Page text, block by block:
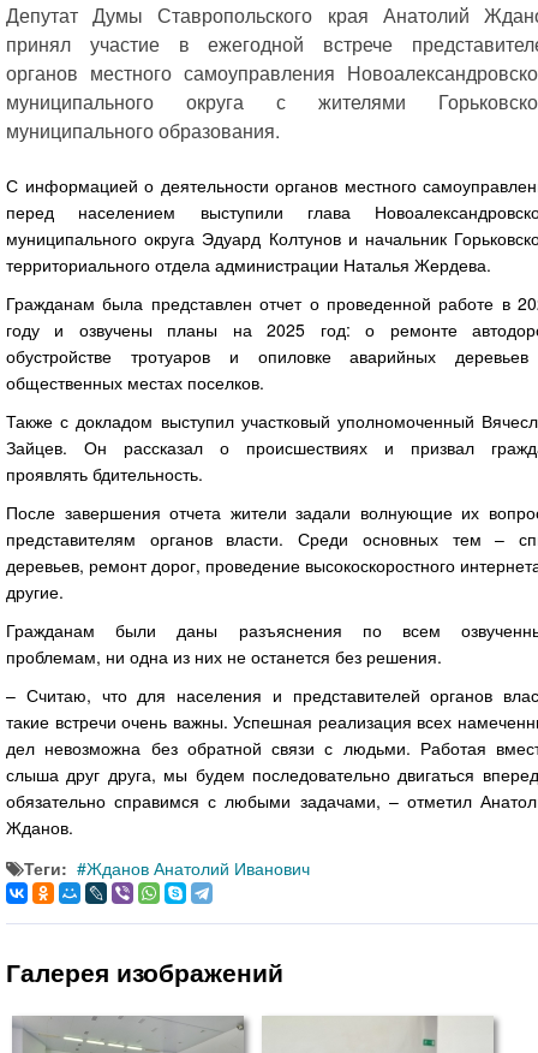
Депутат Думы Ставропольского края Анатолий
принял участие в ежегодной встрече
органов местного самоуправления
муниципального округа с жителями
муниципального образования.
С информацией о деятельности органов местного
перед населением выступили глава
муниципального округа Эдуард Колтунов и начальник
территориального отдела администрации Наталья Жердева.
Гражданам была представлен отчет о проведенной работе в
году и озвучены планы на 2025 год: о ремонте
обустройстве тротуаров и опиловке аварийных
общественных местах поселков.
Также с докладом выступил участковый уполномоченный
Зайцев. Он рассказал о происшествиях и призвал
проявлять бдительность.
После завершения отчета жители задали волнующие их
представителям органов власти. Среди основных тем –
деревьев, ремонт дорог, проведение высокоскоростного
другие.
Гражданам были даны разъяснения по всем
проблемам, ни одна из них не останется без решения.
– Считаю, что для населения и представителей органов
такие встречи очень важны. Успешная реализация всех
дел невозможна без обратной связи с людьми. Работая
слыша друг друга, мы будем последовательно двигаться
обязательно справимся с любыми задачами, – отметил
Жданов.
Теги:
Жданов Анатолий Иванович
Галерея изображений